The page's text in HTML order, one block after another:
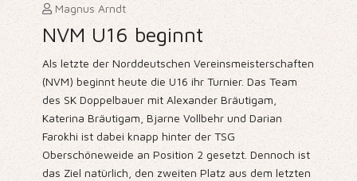
Magnus Arndt
NVM U16 beginnt
Als letzte der Norddeutschen Vereinsmeisterschaften
(NVM) beginnt heute die U16 ihr Turnier. Das Team
des SK Doppelbauer mit Alexander Bräutigam,
Katerina Bräutigam, Bjarne Vollbehr und Darian
Farokhi ist dabei knapp hinter der TSG
Oberschöneweide an Position 2 gesetzt. Dennoch ist
das Ziel natürlich, den zweiten Platz aus dem letzten